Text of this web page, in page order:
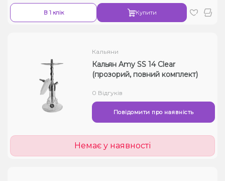
В 1 клік Купити
Кальяни
Кальян Amy SS 14 Clear
(прозорий, повний комплект)
0 Відгуків
Повідомити про наявність
Немає у наявності